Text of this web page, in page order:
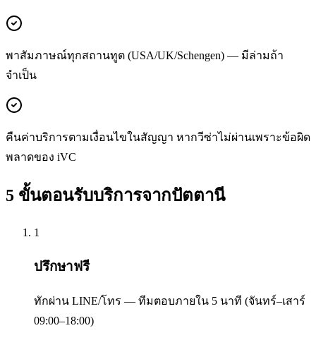
พาสัมภาษณ์ทุกสถานทูต (USA/UK/Schengen) — มีล่ามถ้า
จำเป็น
คืนค่าบริการตามเงื่อนไขในสัญญา หากวีซ่าไม่ผ่านเพราะข้อผิด
พลาดของ iVC
5 ขั้นตอนรับบริการจากปัตตานี
1
ปรึกษาฟรี
ทักผ่าน LINE/โทร — ทีมตอบภายใน 5 นาที (จันทร์–เสาร์
09:00–18:00)